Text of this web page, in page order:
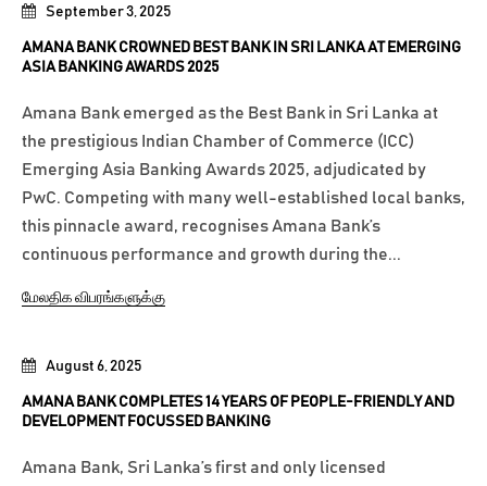
August 6, 2025
AMANA BANK COMPLETES 14 YEARS OF PEOPLE-FRIENDLY AND
DEVELOPMENT FOCUSSED BANKING
Amana Bank, Sri Lanka’s first and only licensed
September 3, 2025
AMANA BANK CROWNED BEST BANK IN SRI LANKA AT EMERGING
ASIA BANKING AWARDS 2025
Amana Bank emerged as the Best Bank in Sri Lanka at
the prestigious Indian Chamber of Commerce (ICC)
Emerging Asia Banking Awards 2025, adjudicated by
PwC. Competing with many well-established local banks,
this pinnacle award, recognises Amana Bank’s
continuous performance and growth during the...
மேலதிக விபரங்களுக்கு